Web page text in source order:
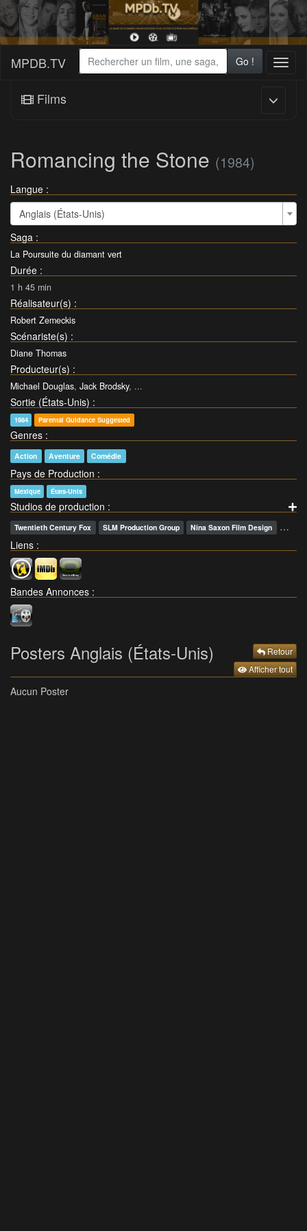
MPDB.TV Go !
Films
Romancing the Stone (1984)
Langue :
Anglais (États-Unis)
Saga :
La Poursuite du diamant vert
Durée :
1 h 45 min
Réalisateur(s) :
Robert Zemeckis
Scénariste(s) :
Diane Thomas
Producteur(s) :
Michael Douglas, Jack Brodsky, ...
Sortie (États-Unis) :
1984 Parental Guidance Suggested
Genres :
Action Aventure Comédie
Pays de Production :
Mexique États-Unis
Studios de production :
Twentieth Century Fox SLM Production Group Nina Saxon Film Design
…
Liens :
Bandes Annonces :
Posters Anglais (États-Unis)
Retour
Afficher tout
Aucun Poster